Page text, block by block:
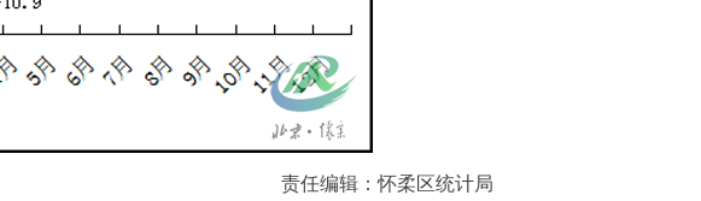
责任编辑：怀柔区统计局